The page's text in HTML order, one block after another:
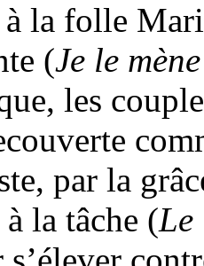
la folle
(Je le
les
par la
la tâche (Le